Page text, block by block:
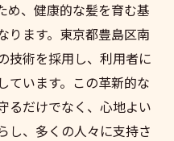
め、健康的な髪を育む基
ります。東京都豊島区南
技術を採用し、利用者に
ています。この革新的な
るだけでなく、心地よい
し、多くの人々に支持さ